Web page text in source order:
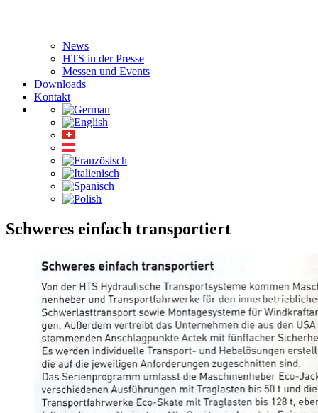
News
HTS in der Presse
Messen und Events
Downloads
Kontakt
Schweres einfach transportiert